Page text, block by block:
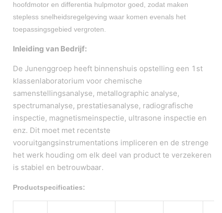
hoofdmotor en differentia hulpmotor goed, zodat maken
stepless snelheidsregelgeving waar komen evenals het
toepassingsgebied vergroten.
Inleiding van Bedrijf:
De Junenggroep heeft binnenshuis opstelling een 1st
klassenlaboratorium voor chemische
samenstellingsanalyse, metallographic analyse,
spectrumanalyse, prestatiesanalyse, radiografische
inspectie, magnetismeinspectie, ultrasone inspectie en
enz. Dit moet met recentste
vooruitgangsinstrumentations impliceren en de strenge
het werk houding om elk deel van product te verzekeren
is stabiel en betrouwbaar.
Productspecificaties: